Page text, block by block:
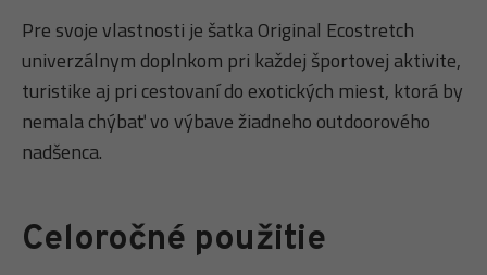
Pre svoje vlastnosti je šatka Original Ecostretch
univerzálnym doplnkom pri každej športovej aktivite,
turistike aj pri cestovaní do exotických miest, ktorá by
nemala chýbať vo výbave žiadneho outdoorového
nadšenca.
Celoročné použitie